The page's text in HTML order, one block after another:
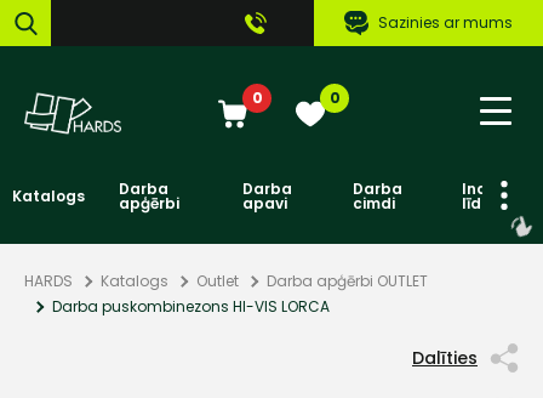
Sazinies ar mums
0 0
Katalogs Darba
apģērbi
Darba
apavi
Darba
cimdi līdzekļi
HARDS Katalogs Outlet
Darba apģērbi OUTLET
Darba puskombinezons HI-VIS LORCA
Dalīties